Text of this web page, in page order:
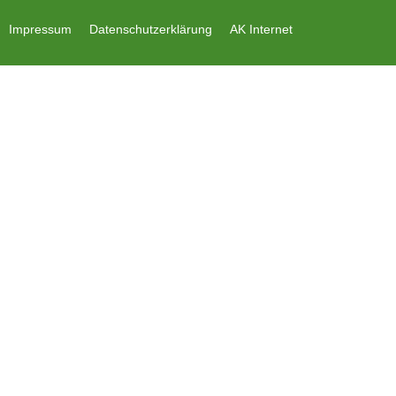
Impressum Datenschutzerklärung AK Internet